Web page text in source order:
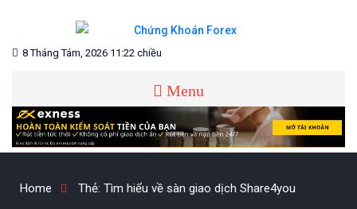
content
CHỨNG KHOÁN FOREX
Blog chia sẻ về Chứng Khoán và Forex
8 Tháng Tám, 2026 11:22 chiều
Menu
Home Thẻ: Tìm hiểu về sàn giao dịch Share4you